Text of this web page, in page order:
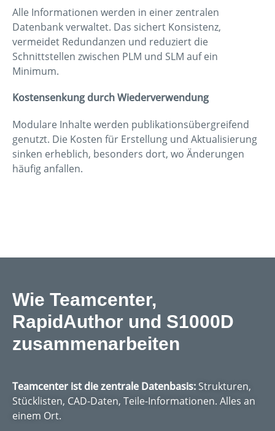
Alle Informationen werden in einer zentralen
Datenbank verwaltet. Das sichert Konsistenz,
vermeidet Redundanzen und reduziert die
Schnittstellen zwischen PLM und SLM auf ein
Minimum.
Kostensenkung durch Wiederverwendung
Modulare Inhalte werden publikationsübergreifend
genutzt. Die Kosten für Erstellung und Aktualisierung
sinken erheblich, besonders dort, wo Änderungen
häufig anfallen.
Wie Teamcenter,
RapidAuthor und S1000D
zusammenarbeiten
Teamcenter ist die zentrale Datenbasis: Strukturen,
Stücklisten, CAD-Daten, Teile-Informationen. Alles an
einem Ort.